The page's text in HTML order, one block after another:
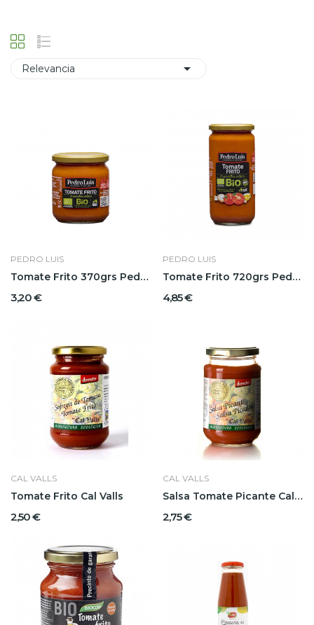
Relevancia 
PEDRO LUIS
Tomate Frito 370grs Pedro Luis
3,20 €
PEDRO LUIS
Tomate Frito 720grs Pedro Luis
4,85 €
CAL VALLS
Tomate Frito Cal Valls
2,50 €
CAL VALLS
Salsa Tomate Picante Cal Valls
2,75 €